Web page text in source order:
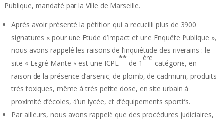
Publique, mandaté par la Ville de Marseille.
Après avoir présenté la pétition qui a recueilli plus de 3900
signatures « pour une Etude d’Impact et une Enquête Publique »,
nous avons rappelé les raisons de l’inquiétude des riverains : le
site « Legré Mante » est une ICPE
**
de 1
ère
catégorie, en
raison de la présence d’arsenic, de plomb, de cadmium, produits
très toxiques, même à très petite dose, en site urbain à
proximité d’écoles, d’un lycée, et d’équipements sportifs.
Par ailleurs, nous avons rappelé que des procédures judiciaires,